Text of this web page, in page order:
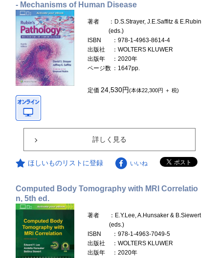
- Mechanisms of Human Disease
著者
：D.S.Strayer, J.E.Saffitz & E.Rubin
(eds.)
ISBN
：978-1-4963-8614-4
出版社
：WOLTERS KLUWER
出版年
：2020年
ページ数 ：1647pp.
定価24,530円(本体22,300円 ＋ 税)
詳しく見る
ほしいものリストに登録 いいね
Computed Body Tomography with MRI Correlatio
n, 5th ed.
著者
：E.Y.Lee, A.Hunsaker & B.Siewert
(eds.)
ISBN
：978-1-4963-7049-5
出版社
：WOLTERS KLUWER
出版年
：2020年